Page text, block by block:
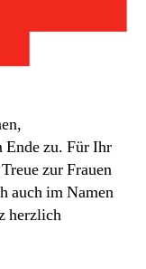
Ende zu. Für Ihr
zur Frauen
auch im Namen
herzlich